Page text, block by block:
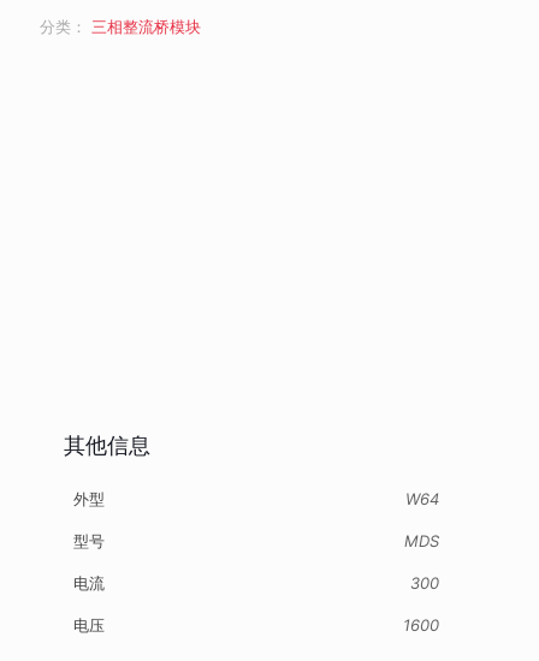
分类： 三相整流桥模块
其他信息
外型 W64
型号 MDS
电流 300
电压 1600